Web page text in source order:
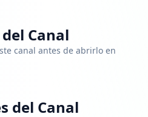
Canal
canal antes de abrirlo en
del Canal